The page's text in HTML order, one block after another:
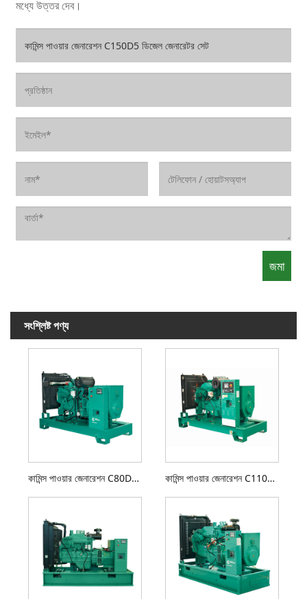
মধ্যে উত্তর দেব।
সংশ্লিষ্ট পণ্য
কামিন্স পাওয়ার জেনারেশন C80D5 ডিজেল জেনারেটর সেট কামিন্স পাওয়ার জেনারেশন C110D5 ডিজেল জেনারেটর সেট